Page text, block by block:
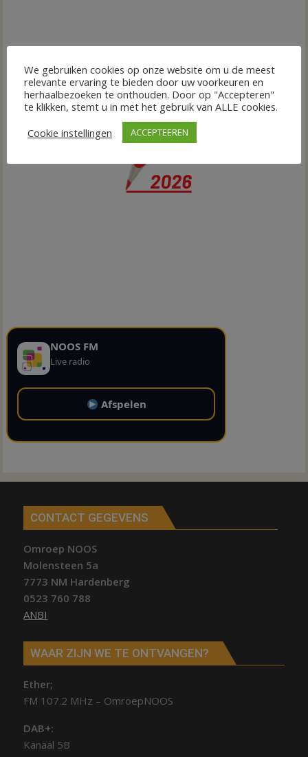
NOOS FM
Live radio
Afspelen
CONTACT GEGEVENS
Omroep NOOS
Molensteen 5a
7773 NM Hardenberg
0523 760 788
ANBI
WAAR ZIJN WE TE ONTVANGEN?
Ether;
FM 107.2 MHz – OmroepNOOS
DAB+:
Kanaal 5B
We gebruiken cookies op onze website om u de meest
relevante ervaring te bieden door uw voorkeuren en
herhaalbezoeken te onthouden. Door op "Accepteren"
te klikken, stemt u in met het gebruik van ALLE cookies.
Cookie instellingen
ACCEPTEEREN